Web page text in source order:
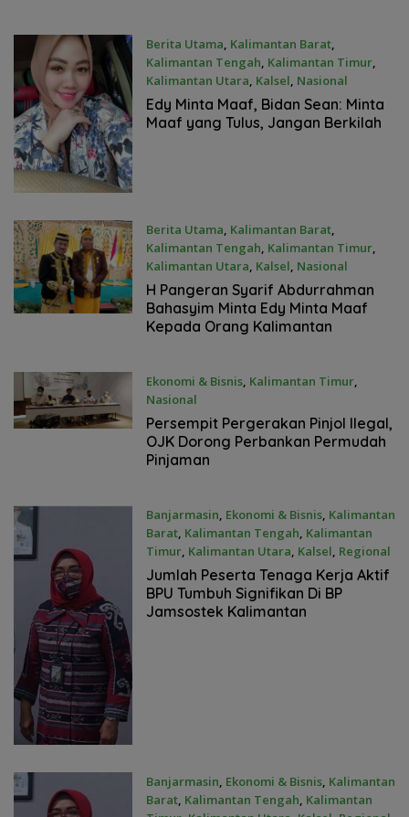
Berita Utama, Kalimantan Barat,
Kalimantan Tengah, Kalimantan Timur,
Kalimantan Utara, Kalsel, Nasional
24 Januari 2022
Edy Minta Maaf, Bidan Sean: Minta
Maaf yang Tulus, Jangan Berkilah
Berita Utama, Kalimantan Barat,
Kalimantan Tengah, Kalimantan Timur,
Kalimantan Utara, Kalsel, Nasional
23 Januari 2022
H Pangeran Syarif Abdurrahman
Bahasyim Minta Edy Minta Maaf
Kepada Orang Kalimantan
Ekonomi & Bisnis, Kalimantan Timur,
Nasional
11 Desember 2021
Persempit Pergerakan Pinjol Ilegal,
OJK Dorong Perbankan Permudah
Pinjaman
Banjarmasin, Ekonomi & Bisnis, Kalimantan
Barat, Kalimantan Tengah, Kalimantan
Timur, Kalimantan Utara, Kalsel, Regional
3 Desember 2021
Jumlah Peserta Tenaga Kerja Aktif
BPU Tumbuh Signifikan Di BP
Jamsostek Kalimantan
Banjarmasin, Ekonomi & Bisnis, Kalimantan
Barat, Kalimantan Tengah, Kalimantan